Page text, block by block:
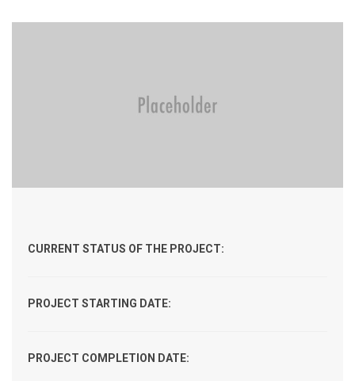
CURRENT STATUS OF THE PROJECT:
PROJECT STARTING DATE:
PROJECT COMPLETION DATE: